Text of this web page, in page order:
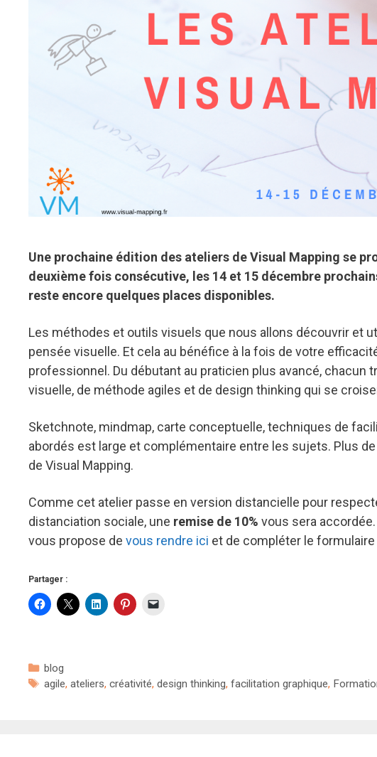
Une prochaine édition des ateliers de Visual Mapping se
deuxième fois consécutive, les 14 et 15 décembre
reste encore quelques places disponibles.
Les méthodes et outils visuels que nous allons découvrir et
pensée visuelle. Et cela au bénéfice à la fois de votre
professionnel. Du débutant au praticien plus avancé, chacun
visuelle, de méthode agiles et de design thinking qui se
Sketchnote, mindmap, carte conceptuelle, techniques de
abordés est large et complémentaire entre les sujets. Plus
de Visual Mapping.
Comme cet atelier passe en version distancielle pour
distanciation sociale, une remise de 10% vous sera
vous propose de vous rendre ici et de compléter le
Partager :
Catégories
blog
Étiquettes
agile,ateliers,créativité,design thinking,facilitation graphique,